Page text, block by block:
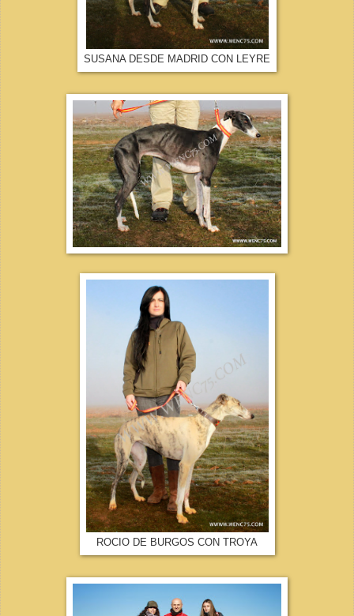
SUSANA DESDE MADRID CON LEYRE
ROCIO DE BURGOS CON TROYA